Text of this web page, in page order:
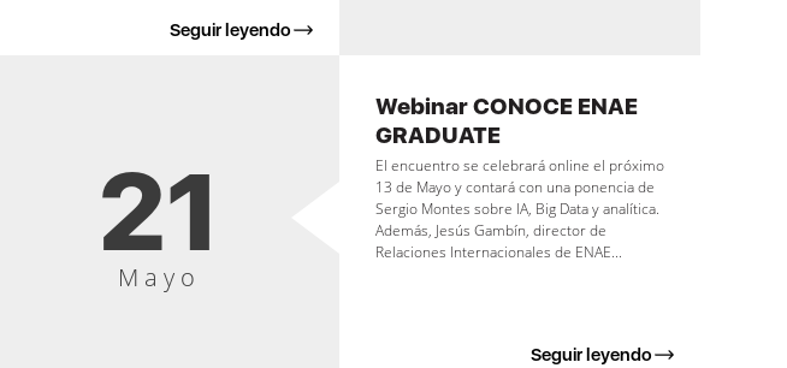
Seguir leyendo
21
Mayo
Webinar CONOCE ENAE
GRADUATE
El encuentro se celebrará online el próximo
13 de Mayo y contará con una ponencia de
Sergio Montes sobre IA, Big Data y analítica.
Además, Jesús Gambín, director de
Relaciones Internacionales de ENAE...
Seguir leyendo